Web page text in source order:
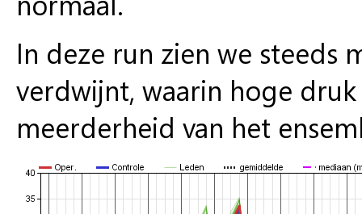
In deze run zien we steeds
verdwijnt, waarin hoge
meerderheid van het